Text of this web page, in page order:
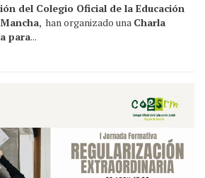
del Colegio Oficial de la Educación
, han organizado una Charla
para...